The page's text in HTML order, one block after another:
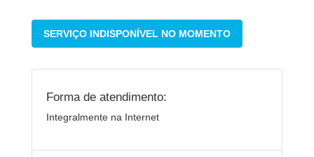
SERVIÇO INDISPONÍVEL NO MOMENTO
Forma de atendimento:
Integralmente na Internet